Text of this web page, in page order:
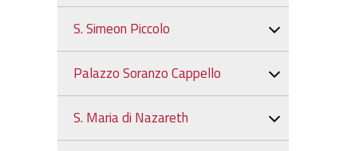
S. Simeon Piccolo
Palazzo Soranzo Cappello
S. Maria di Nazareth